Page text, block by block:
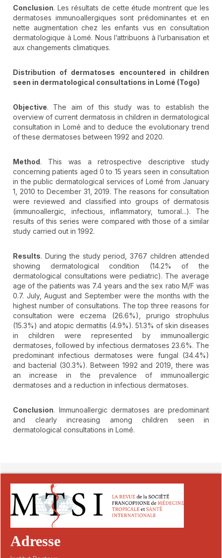
Conclusion. Les résultats de cette étude montrent que les
dermatoses immunoallergiques sont prédominantes et en
nette augmentation chez les enfants vus en consultation
dermatologique à Lomé. Nous l’attribuons à l’urbanisation et
aux changements climatiques.
Distribution of dermatoses encountered in children
seen in dermatological consultations in Lomé (Togo)
Objective. The aim of this study was to establish the
overview of current dermatosis in children in dermatological
consultation in Lomé and to deduce the evolutionary trend
of these dermatoses between 1992 and 2020.
Method. This was a retrospective descriptive study
concerning patients aged 0 to 15 years seen in consultation
in the public dermatological services of Lomé from January
1, 2010 to December 31, 2019. The reasons for consultation
were reviewed and classified into groups of dermatosis
(immunoallergic, infectious, inflammatory, tumoral...). The
results of this series were compared with those of a similar
study carried out in 1992.
Results. During the study period, 3767 children attended
showing dermatological condition (14.2% of the
dermatological consultations were pediatric). The average
age of the patients was 7.4 years and the sex ratio M/F was
0.7. July, August and September were the months with the
highest number of consultations. The top three reasons for
consultation were eczema (26.6%), prurigo strophulus
(15.3%) and atopic dermatitis (4.9%). 51.3% of skin diseases
in children were represented by immunoallergic
dermatoses, followed by infectious dermatoses 23.6%. The
predominant infectious dermatoses were fungal (34.4%)
and bacterial (30.3%). Between 1992 and 2019, there was
an increase in the prevalence of immunoallergic
dermatoses and a reduction in infectious dermatoses.
Conclusion. Immunoallergic dermatoses are predominant
and clearly increasing among children seen in
dermatological consultations in Lomé.
Adresse